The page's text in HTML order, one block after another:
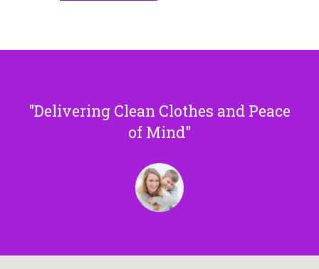
Delivering Clean Clothes and Peace
of Mind